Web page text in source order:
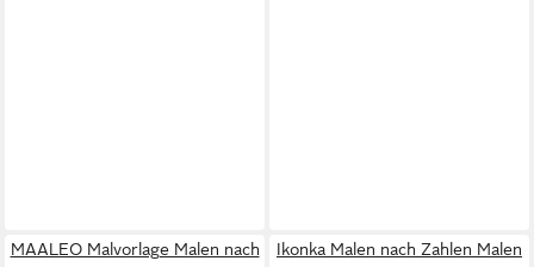
MAALEO Malvorlage Malen nach
Ikonka Malen nach Zahlen Malen